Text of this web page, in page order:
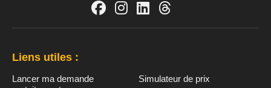
Liens utiles :
Lancer ma demande
Simulateur de prix